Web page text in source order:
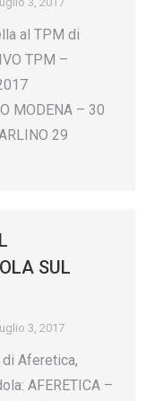
al TPM di
TPM –
MODENA – 30
29
SUL
3, 2017
Aferetica,
AFERETICA –